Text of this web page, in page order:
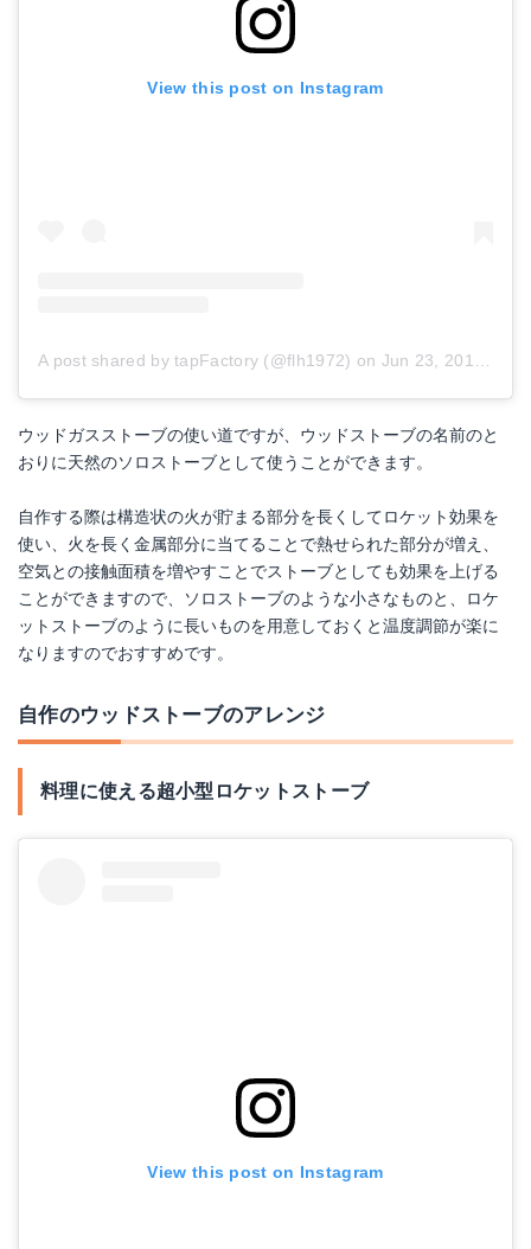
View this post on Instagram
A post shared by tapFactory (@flh1972) on Jun 23, 2018 at 9:58pm PDT
ウッドガスストーブの使い道ですが、ウッドストーブの名前のと
おりに天然のソロストーブとして使うことができます。
自作する際は構造状の火が貯まる部分を長くしてロケット効果を
使い、火を長く金属部分に当てることで熱せられた部分が増え、
空気との接触面積を増やすことでストーブとしても効果を上げる
ことができますので、ソロストーブのような小さなものと、ロケ
ットストーブのように長いものを用意しておくと温度調節が楽に
なりますのでおすすめです。
自作のウッドストーブのアレンジ
料理に使える超小型ロケットストーブ
View this post on Instagram